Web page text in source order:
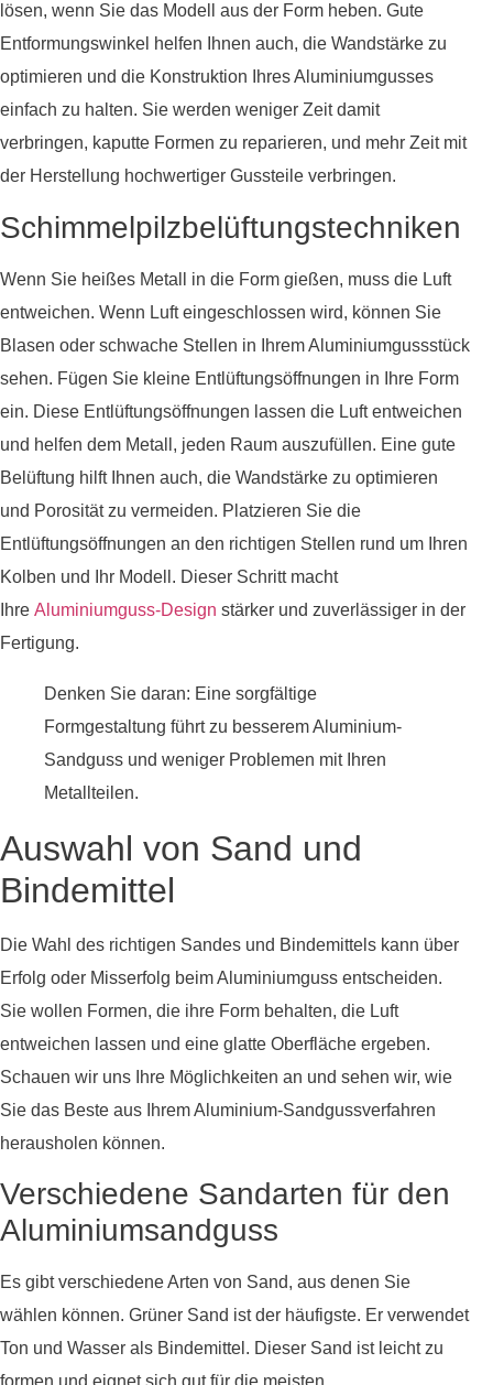
lösen, wenn Sie das Modell aus der Form heben. Gute
Entformungswinkel helfen Ihnen auch, die Wandstärke zu
optimieren und die Konstruktion Ihres Aluminiumgusses
einfach zu halten. Sie werden weniger Zeit damit
verbringen, kaputte Formen zu reparieren, und mehr Zeit mit
der Herstellung hochwertiger Gussteile verbringen.
Schimmelpilzbelüftungstechniken
Wenn Sie heißes Metall in die Form gießen, muss die Luft
entweichen. Wenn Luft eingeschlossen wird, können Sie
Blasen oder schwache Stellen in Ihrem Aluminiumgussstück
sehen. Fügen Sie kleine Entlüftungsöffnungen in Ihre Form
ein. Diese Entlüftungsöffnungen lassen die Luft entweichen
und helfen dem Metall, jeden Raum auszufüllen. Eine gute
Belüftung hilft Ihnen auch, die Wandstärke zu optimieren
und Porosität zu vermeiden. Platzieren Sie die
Entlüftungsöffnungen an den richtigen Stellen rund um Ihren
Kolben und Ihr Modell. Dieser Schritt macht
Ihre Aluminiumguss-Design stärker und zuverlässiger in der
Fertigung.
Denken Sie daran: Eine sorgfältige
Formgestaltung führt zu besserem Aluminium-
Sandguss und weniger Problemen mit Ihren
Metallteilen.
Auswahl von Sand und
Bindemittel
Die Wahl des richtigen Sandes und Bindemittels kann über
Erfolg oder Misserfolg beim Aluminiumguss entscheiden.
Sie wollen Formen, die ihre Form behalten, die Luft
entweichen lassen und eine glatte Oberfläche ergeben.
Schauen wir uns Ihre Möglichkeiten an und sehen wir, wie
Sie das Beste aus Ihrem Aluminium-Sandgussverfahren
herausholen können.
Verschiedene Sandarten für den
Aluminiumsandguss
Es gibt verschiedene Arten von Sand, aus denen Sie
wählen können. Grüner Sand ist der häufigste. Er verwendet
Ton und Wasser als Bindemittel. Dieser Sand ist leicht zu
formen und eignet sich gut für die meisten